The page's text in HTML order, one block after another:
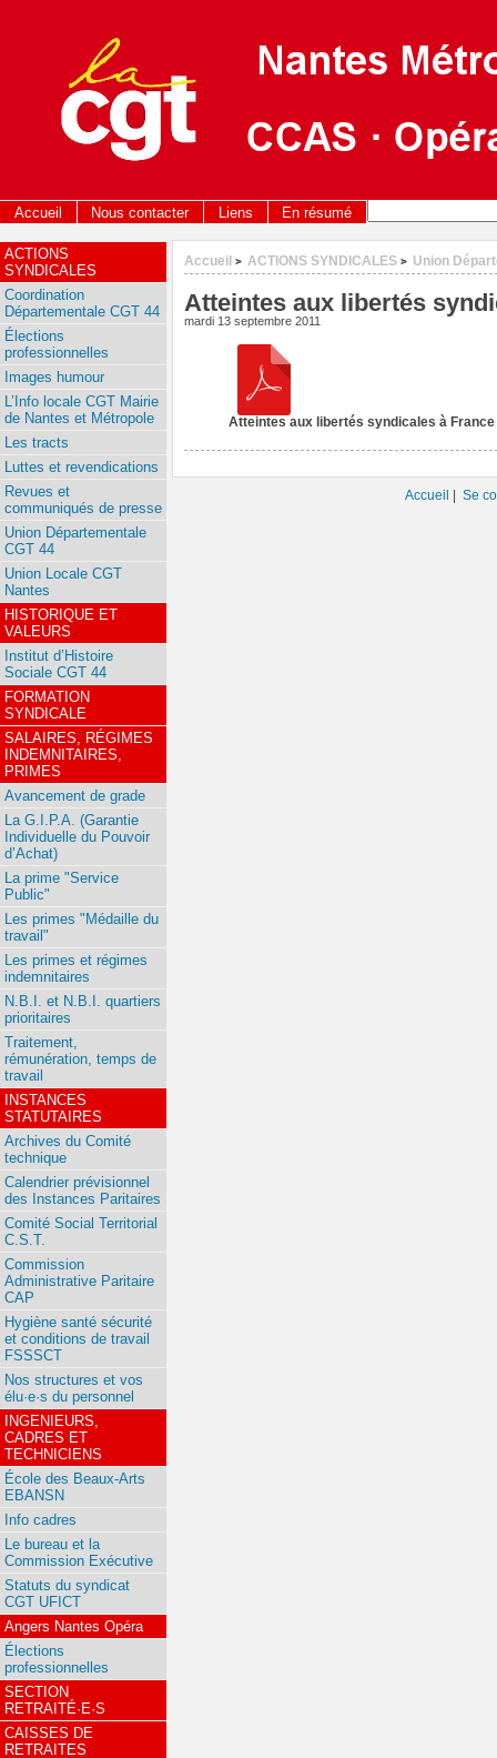
Accueil Nous contacter Liens En résumé
Accueil > ACTIONS SYNDICALES > Union
Atteintes aux libertés
mardi 13 septembre 2011
Atteintes aux libertés syndicales à
ACTIONS
SYNDICALES
Coordination
Départementale CGT 44
Élections
professionnelles
Images humour
L’Info locale CGT Mairie
de Nantes et Métropole
Les tracts
Luttes et revendications
Revues et
communiqués de presse
Union Départementale
CGT 44
Union Locale CGT
Nantes
HISTORIQUE ET
VALEURS
Institut d’Histoire
Sociale CGT 44
FORMATION
SYNDICALE
SALAIRES, RÉGIMES
INDEMNITAIRES,
PRIMES
Avancement de grade
La G.I.P.A. (Garantie
Individuelle du Pouvoir
d’Achat)
La prime "Service
Public"
Les primes "Médaille du
travail"
Les primes et régimes
indemnitaires
N.B.I. et N.B.I. quartiers
prioritaires
Traitement,
rémunération, temps de
travail
INSTANCES
STATUTAIRES
Archives du Comité
technique
Calendrier prévisionnel
des Instances Paritaires
Comité Social Territorial
C.S.T.
Commission
Administrative Paritaire
CAP
Hygiène santé sécurité
et conditions de travail
FSSSCT
Nos structures et vos
élu·e·s du personnel
INGENIEURS,
CADRES ET
TECHNICIENS
École des Beaux-Arts
EBANSN
Info cadres
Le bureau et la
Commission Exécutive
Statuts du syndicat
CGT UFICT
Angers Nantes Opéra
Élections
professionnelles
SECTION
RETRAITÉ·E·S
CAISSES DE
RETRAITES
Accueil | Se